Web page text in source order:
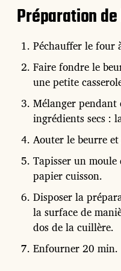
Préparation
Péchauffer le four
Faire fondre le
une petite
Mélanger pendant
ingrédients secs :
Aouter le beurre
Tapisser un
papier cuisson.
Disposer la
la surface de
dos de la cuillère.
Enfourner 20 min.